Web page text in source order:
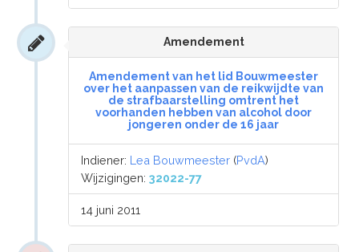
Amendement
Amendement van het lid Bouwmeester
over het aanpassen van de reikwijdte van
de strafbaarstelling omtrent het
voorhanden hebben van alcohol door
jongeren onder de 16 jaar
Indiener: Lea Bouwmeester (PvdA)
Wijzigingen:32022-77
14 juni 2011